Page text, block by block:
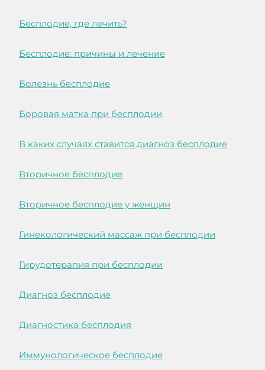
Бесплодие, где лечить?
Бесплодие: причины и лечение
Болезнь бесплодие
Боровая матка при бесплодии
В каких случаях ставится диагноз бесплодие
Вторичное бесплодие
Вторичное бесплодие у женщин
Гинекологический массаж при бесплодии
Гирудотерапия при бесплодии
Диагноз бесплодие
Диагностика бесплодия
Иммунологическое бесплодие